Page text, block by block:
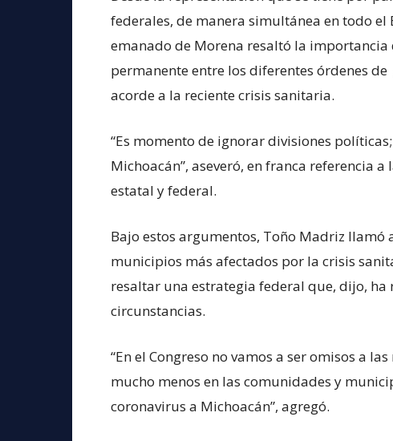
federales, de manera simultánea en todo el
emanado de Morena resaltó la
permanente entre los diferentes órdenes
acorde a la reciente crisis sanitaria.
“Es momento de ignorar divisiones
Michoacán”, aseveró, en franca referencia
estatal y federal.
Bajo estos argumentos, Toño Madriz
municipios más afectados por la crisis
resaltar una estrategia federal que, dijo,
circunstancias.
“En el Congreso no vamos a ser omisos a
mucho menos en las comunidades y
coronavirus a Michoacán”, agregó.